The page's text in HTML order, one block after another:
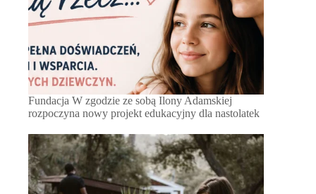
Fundacja W zgodzie ze sobą Ilony Adamskiej
rozpoczyna nowy projekt edukacyjny dla nastolatek